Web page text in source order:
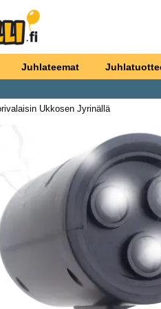
AB
Juhlateemat
Ukkosen Jyrinällä